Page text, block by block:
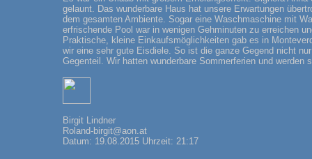
gelaunt. Das wunderbare Haus hat unsere Erwartungen
dem gesamten Ambiente. Sogar eine Waschmaschine mit
erfrischende Pool war in wenigen Gehminuten zu erreichen
Praktische, kleine Einkaufsmöglichkeiten gab es in
wir eine sehr gute Eisdiele. So ist die ganze Gegend nicht
Gegenteil. Wir hatten wunderbare Sommerferien und werden
Birgit Lindner
Roland-birgit@aon.at
Datum: 19.08.2015 Uhrzeit: 21:17